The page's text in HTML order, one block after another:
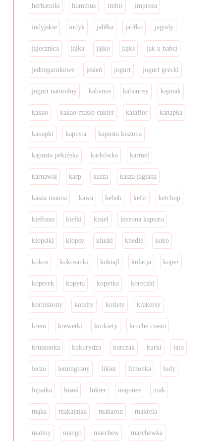
herbatniki hummus imbir impreza
indyjskie indyk jabłka jabłko jagody
jajecznica jajka jajko jajks jak u babci
jednogarnkowe jesień jogurt jogurt grecki
jogurt naturalny kabanos kabanosy kajmak
kakao kakao masło cukier kalafior kanapka
kanapki kapusta kapusta kiszona
kapusta pekińska karkówka karmel
karnawał karp kasza kasza jaglana
kasza manna kawa kebab kefir ketchup
kiełbasa kiełki kisiel kiszona kapusta
klopsiki klopsy kluski knedle koko
kokos kokosanki koktajl kolacja koper
koperek kopyta kopytka koreczki
korniszony kotelty kotlety krakersy
krem krewetki krokiety kruche ciasto
kruszonka kukurydza kurczak kurki lato
leczo lemingtony likier limonka lody
łopatka łosoś lukier majonez mak
mąka mąkajajka makaron makrela
maliny mango marchew marchewka